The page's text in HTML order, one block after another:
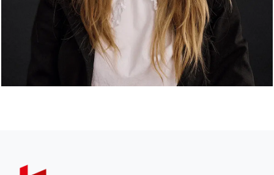
Diana Bardan
Digital Marketing Specialist